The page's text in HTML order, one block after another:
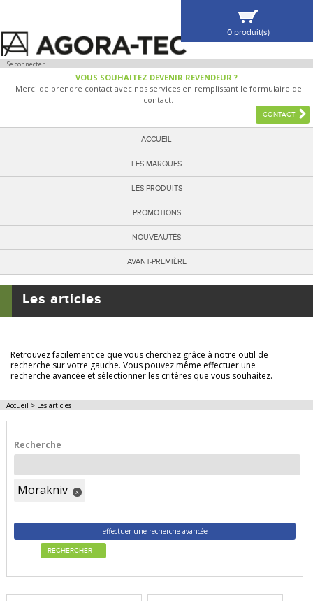
Se connecter
VOUS SOUHAITEZ DEVENIR REVENDEUR ?
Merci de prendre contact avec nos services en remplissant le formulaire de
contact.
CONTACT
ACCUEIL
LES MARQUES
LES PRODUITS
PROMOTIONS
NOUVEAUTÉS
AVANT-PREMIÈRE
0 produit(s)
VOIR MA SÉLECTION
Les articles
Retrouvez facilement ce que vous cherchez grâce à notre outil de
recherche sur votre gauche. Vous pouvez même effectuer une
recherche avancée et sélectionner les critères que vous souhaitez.
Accueil > Les articles
Recherche
Morakniv x
effectuer une recherche avancée
RECHERCHER